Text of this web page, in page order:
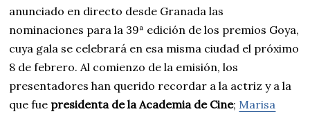
anunciado en directo desde Granada las
nominaciones para la 39ª edición de los premios Goya,
cuya gala se celebrará en esa misma ciudad el próximo
8 de febrero. Al comienzo de la emisión, los
presentadores han querido recordar a la actriz y a la
que fue presidenta de la Academia de Cine; Marisa